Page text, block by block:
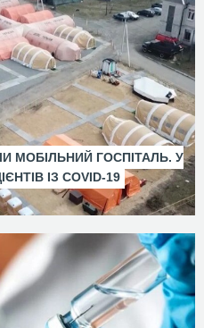
МОБІЛЬНИЙ ГОСПІТАЛЬ. У
ІЗ COVID-19